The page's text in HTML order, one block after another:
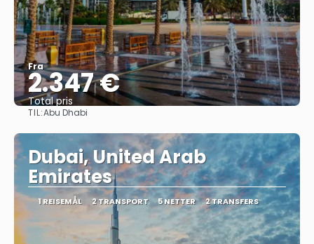
Fra
2.347 €
Total pris
TIL:Abu Dhabi
Dubai, United Arab
Emirates
1 REISEMÅL 2 TRANSPORT 5 NETTER 2 TRANSFERS